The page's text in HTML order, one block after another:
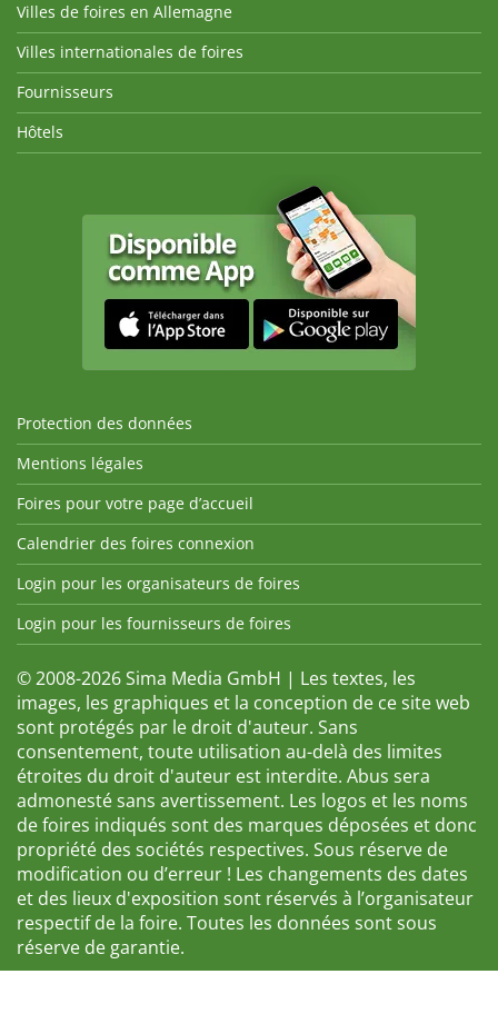
Villes de foires en Allemagne
Villes internationales de foires
Fournisseurs
Hôtels
Protection des données
Mentions légales
Foires pour votre page d’accueil
Calendrier des foires connexion
Login pour les organisateurs de foires
Login pour les fournisseurs de foires
© 2008-2026 Sima Media GmbH | Les textes, les
images, les graphiques et la conception de ce site web
sont protégés par le droit d'auteur. Sans
consentement, toute utilisation au-delà des limites
étroites du droit d'auteur est interdite. Abus sera
admonesté sans avertissement. Les logos et les noms
de foires indiqués sont des marques déposées et donc
propriété des sociétés respectives. Sous réserve de
modification ou d’erreur ! Les changements des dates
et des lieux d'exposition sont réservés à l’organisateur
respectif de la foire. Toutes les données sont sous
réserve de garantie.